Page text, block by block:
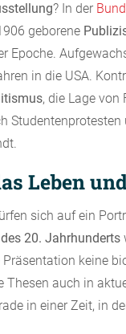
? In der
geborene
Epoche.
in die USA.
, die Lage von
Studentenprotesten
Leben
sich auf ein
20. Jahrhunderts
Präsentation keine
Thesen auch in
in einer Zeit, in